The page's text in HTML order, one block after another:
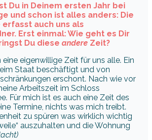
Du in Deinem ersten Jahr bei
und schon ist alles anders: Die
erfasst auch uns als
Erst einmal: Wie geht es Dir
Du diese andere Zeit?
eine eigenwillige Zeit für uns alle. Ein
Staat beschäftigt und von
erschont. Nach wie vor
Arbeitszeit im Schloss
Für mich ist es auch eine Zeit des
Termine, nichts was mich treibt.
zu spüren was wirklich wichtig
auszuhalten und die Wohnung